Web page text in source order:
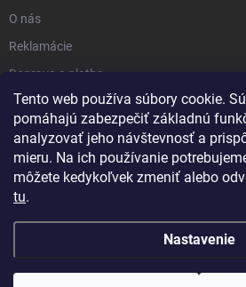
Tento web používa súbory cookie.
pomáhajú zabezpečiť základnú
analyzovať jeho návštevnosť a
mieru. Na ich používanie
môžete kedykoľvek zmeniť alebo
tu.
Nastavenie
O nás
Reklamácie
Doprava a platba
Kontakt
Blog
Copyright 2026PartnerShop.sk. Všetky